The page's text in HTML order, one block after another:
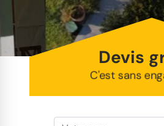
Devis
C'est sans